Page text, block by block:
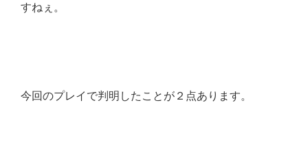
すねぇ。
今回のプレイで判明したことが２点あります。